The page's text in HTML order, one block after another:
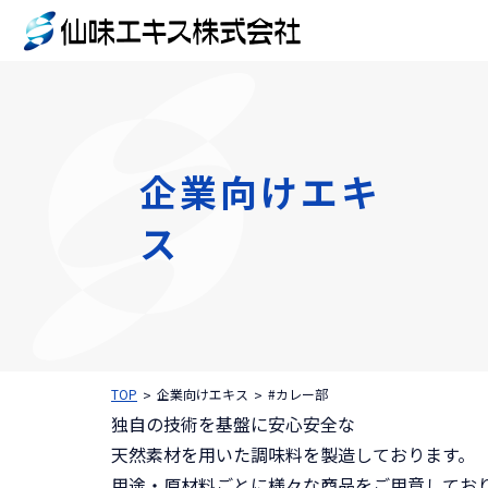
企業向けエキ
ス
TOP 企業向けエキス #カレー部
独自の技術を基盤に安心安全な
天然素材を用いた調味料を製造しております。